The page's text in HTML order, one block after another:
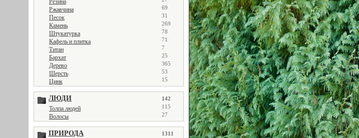
Резина
Ржавчина 69
Песок 31
Камень 269
Штукатурка 78
Кафель и плитка 71
Титан 7
Бархат 25
Дерево 365
Шерсть 53
Цинк 15
ЛЮДИ 142
Толпа людей 115
Волосы 27
ПРИРОДА 1311